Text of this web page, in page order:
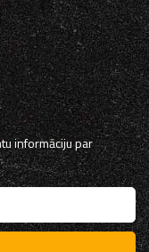
informāciju par